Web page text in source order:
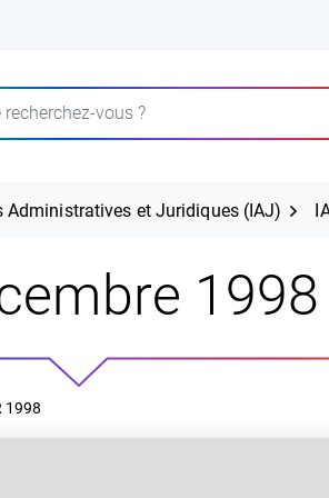
Administratives et Juridiques (IAJ)
1998
1998